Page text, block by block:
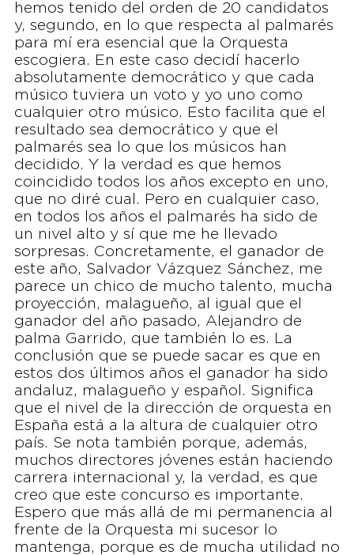
hemos tenido del orden de 20 candidatos
y, segundo, en lo que respecta al palmarés
para mí era esencial que la Orquesta
escogiera. En este caso decidí hacerlo
absolutamente democrático y que cada
músico tuviera un voto y yo uno como
cualquier otro músico. Esto facilita que el
resultado sea democrático y que el
palmarés sea lo que los músicos han
decidido. Y la verdad es que hemos
coincidido todos los años excepto en uno,
que no diré cual. Pero en cualquier caso,
en todos los años el palmarés ha sido de
un nivel alto y sí que me he llevado
sorpresas. Concretamente, el ganador de
este año, Salvador Vázquez Sánchez, me
parece un chico de mucho talento, mucha
proyección, malagueño, al igual que el
ganador del año pasado, Alejandro de
palma Garrido, que también lo es. La
conclusión que se puede sacar es que en
estos dos últimos años el ganador ha sido
andaluz, malagueño y español. Significa
que el nivel de la dirección de orquesta en
España está a la altura de cualquier otro
país. Se nota también porque, además,
muchos directores jóvenes están haciendo
carrera internacional y, la verdad, es que
creo que este concurso es importante.
Espero que más allá de mi permanencia al
frente de la Orquesta mi sucesor lo
mantenga, porque es de mucha utilidad no